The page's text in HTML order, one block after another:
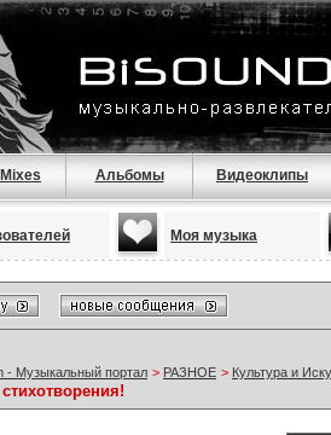
Альбомы Видеоклипы
Моя музыка
- Музыкальный портал > РАЗНОЕ > Культура и